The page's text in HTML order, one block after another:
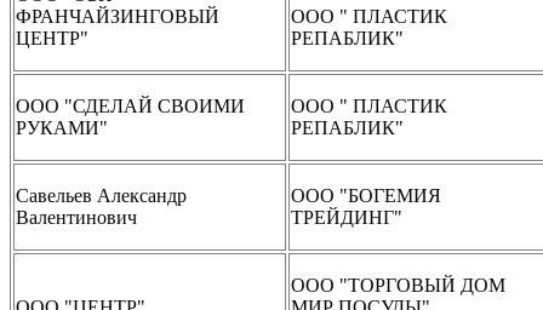
ФРАНЧАЙЗИНГОВЫЙ
ЦЕНТР"
ООО " ПЛАСТИК
РЕПАБЛИК"
ООО "СДЕЛАЙ СВОИМИ
РУКАМИ"
ООО " ПЛАСТИК
РЕПАБЛИК"
Савельев Александр
Валентинович
ООО "БОГЕМИЯ
ТРЕЙДИНГ"
ООО "ТОРГОВЫЙ ДОМ